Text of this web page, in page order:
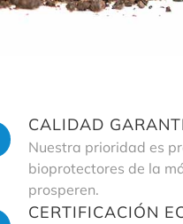
CALIDAD
Nuestra prioridad es
bioprotectores de la
prosperen.
CERTIFICACIÓN